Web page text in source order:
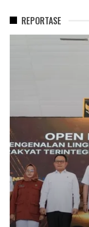
REPORTASE